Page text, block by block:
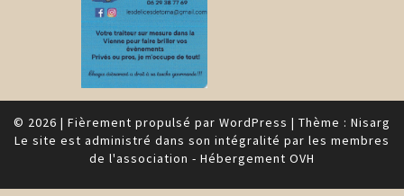
© 2026 | Fièrement propulsé par WordPress | Thème : Nisarg
Le site est administré dans son intégralité par les membres
de l'association - Hébergement OVH